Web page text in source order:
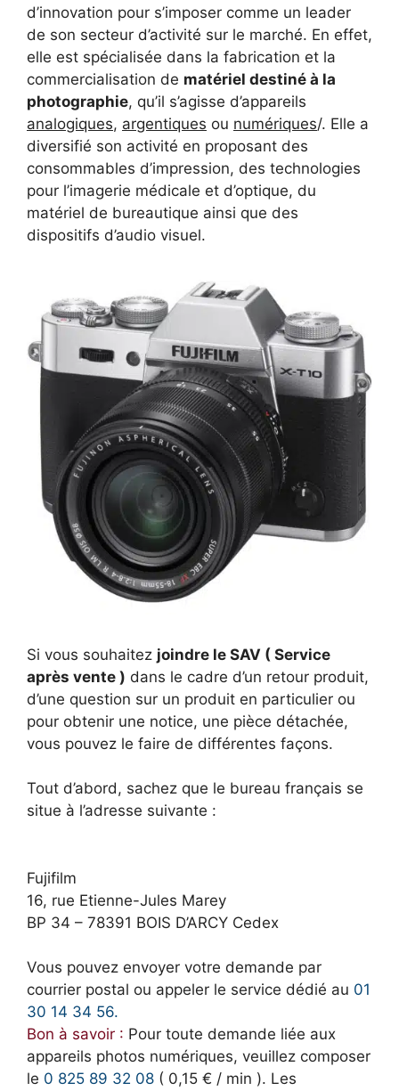
d’innovation pour s’imposer comme un leader
de son secteur d’activité sur le marché. En effet,
elle est spécialisée dans la fabrication et la
commercialisation de matériel destiné à la
photographie, qu’il s’agisse d’appareils
analogiques, argentiques ou numériques/. Elle a
diversifié son activité en proposant des
consommables d’impression, des technologies
pour l’imagerie médicale et d’optique, du
matériel de bureautique ainsi que des
dispositifs d’audio visuel.
Si vous souhaitez joindre le SAV ( Service
après vente ) dans le cadre d’un retour produit,
d’une question sur un produit en particulier ou
pour obtenir une notice, une pièce détachée,
vous pouvez le faire de différentes façons.
Tout d’abord, sachez que le bureau français se
situe à l’adresse suivante :
Fujifilm
16, rue Etienne-Jules Marey
BP 34 – 78391 BOIS D’ARCY Cedex
Vous pouvez envoyer votre demande par
courrier postal ou appeler le service dédié au 01
30 14 34 56.
Bon à savoir : Pour toute demande liée aux
appareils photos numériques, veuillez composer
le 0 825 89 32 08 ( 0,15 € / min ). Les